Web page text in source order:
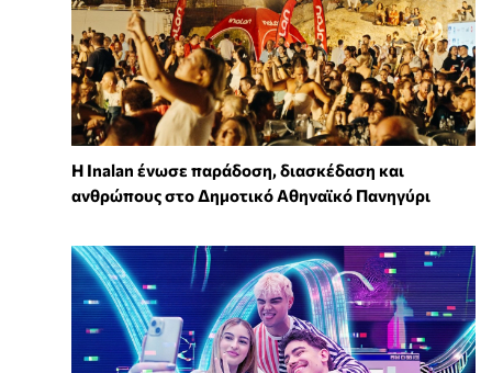
Η Inalan ένωσε παράδοση, διασκέδαση και
ανθρώπους στο Δημοτικό Αθηναϊκό Πανηγύρι